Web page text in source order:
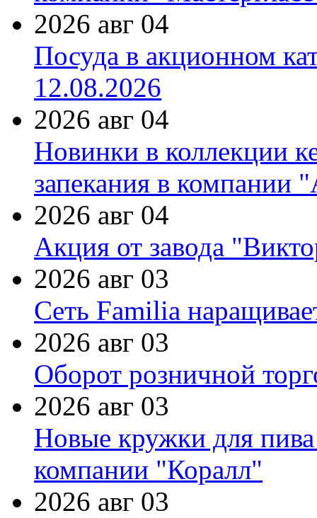
2026 авг 04
Посуда в акционном
12.08.2026
2026 авг 04
Новинки в коллекции
запекания в компании
2026 авг 04
Акция от завода
2026 авг 03
Сеть Familia
2026 авг 03
Оборот розничной
2026 авг 03
Новые кружки для
компании "Коралл"
2026 авг 03